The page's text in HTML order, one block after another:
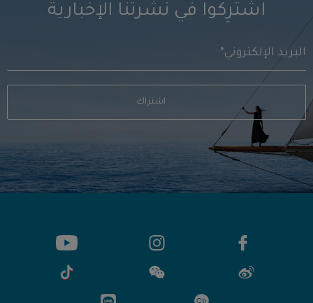
اشترِكوا في نشرتنا الإخبارية
اشتراك